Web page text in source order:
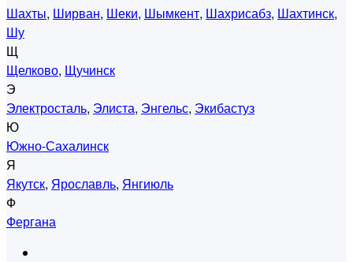
Шахты, Ширван, Шеки, Шымкент, Шахрисабз, Шахтинск,
Шу
Щ
Щелково, Щучинск
Э
Электросталь, Элиста, Энгельс, Экибастуз
Ю
Южно-Сахалинск
Я
Якутск, Ярославль, Янгиюль
Ф
Фергана